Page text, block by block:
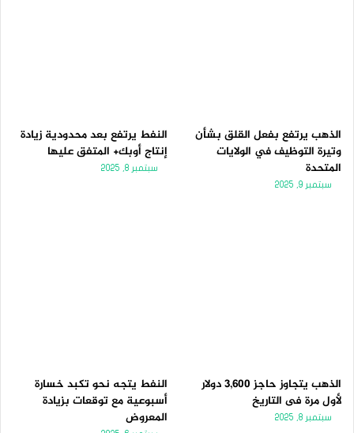
الذهب يرتفع بفعل القلق بشأن
وتيرة التوظيف في الولايات
المتحدة
سبتمبر 9, 2025
النفط يرتفع بعد محدودية زيادة
إنتاج أوبك+ المتفق عليها
سبتمبر 8, 2025
الذهب يتجاوز حاجز 3,600 دولار
لأول مرة فى التاريخ
سبتمبر 8, 2025
النفط يتجه نحو تكبد خسارة
أسبوعية مع توقعات بزيادة
المعروض